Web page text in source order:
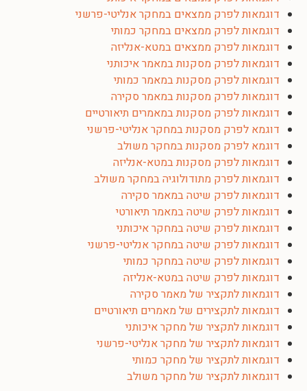
דוגמאות לפרק ממצאים במחקר אנליטי-פרשני
דוגמאות לפרק ממצאים במחקר כמותי
דוגמאות לפרק ממצאים במטא-אנליזה
דוגמאות לפרק מסקנות במאמר איכותני
דוגמאות לפרק מסקנות במאמר כמותי
דוגמאות לפרק מסקנות במאמר סקירה
דוגמאות לפרק מסקנות במאמרים תיאורטיים
דוגמא לפרק מסקנות במחקר אנליטי-פרשני
דוגמא לפרק מסקנות במחקר משולב
דוגמאות לפרק מסקנות במטא-אנליזה
דוגמאות לפרק מתודולוגיה במחקר משולב
דוגמאות לפרק שיטה במאמר סקירה
דוגמאות לפרק שיטה במאמר תיאורטי
דוגמאות לפרק שיטה במחקר איכותני
דוגמאות לפרק שיטה במחקר אנליטי-פרשני
דוגמאות לפרק שיטה במחקר כמותי
דוגמאות לפרק שיטה במטא-אנליזה
דוגמאות לתקציר של מאמר סקירה
דוגמאות לתקצירים של מאמרים תיאורטיים
דוגמאות לתקציר של מחקר איכותני
דוגמאות לתקציר של מחקר אנליטי-פרשני
דוגמאות לתקציר של מחקר כמותי
דוגמאות לתקציר של מחקר משולב